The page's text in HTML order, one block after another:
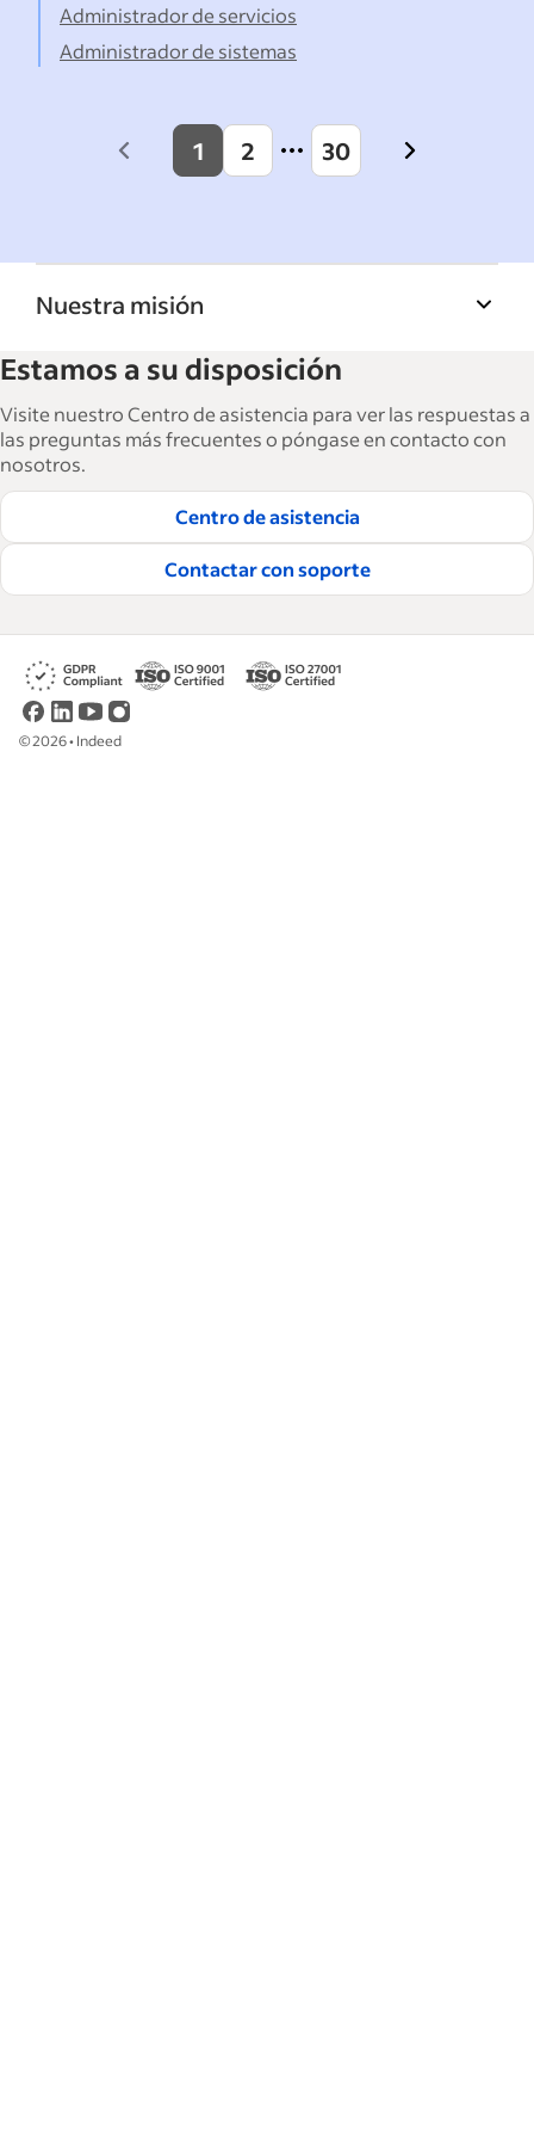
Administrador de servicios
Administrador de sistemas
Previous
1 2 30
Next
Nuestra misión
Indeed ayuda a las empresas a hacer crecer y
gestionar su fuerza laboral. Con más de
15,000 artículos en 6 idiomas, ofrecemos
consejos tácticos, procedimientos y mejores
prácticas para ayudar a las empresas a
contratar y retener a los mejores empleados.
Lea nuestras guías editoriales
Estamos a su disposición
Visite nuestro Centro de asistencia para ver las respuestas a
las preguntas más frecuentes o póngase en contacto con
nosotros.
Centro de asistencia
Contactar con soporte
©2026• Indeed